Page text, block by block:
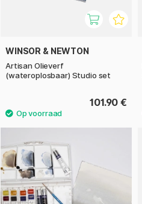
WINSOR & NEWTON
Artisan Olieverf
(wateroplosbaar) Studio set
101.90 €